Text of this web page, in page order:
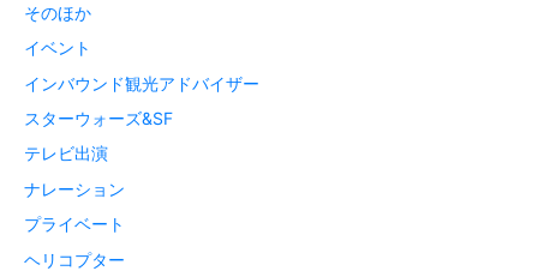
そのほか
イベント
インバウンド観光アドバイザー
スターウォーズ&SF
テレビ出演
ナレーション
プライベート
ヘリコプター